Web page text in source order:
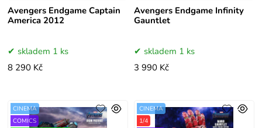
Avengers Endgame Captain
America 2012
skladem 1 ks
8 290 Kč
Avengers Endgame Infinity
Gauntlet
skladem 1 ks
3 990 Kč
CINEMA
COMICS
CINEMA
1/4